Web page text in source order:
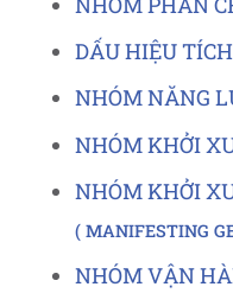
DẤU HIỆU
NHÓM NĂNG
NHÓM KHỞI
NHÓM KHỞI
MANIFESTING
NHÓM VẬN